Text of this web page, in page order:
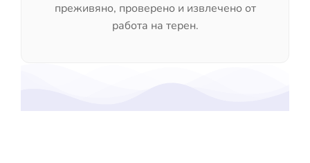
преживяно, проверено и извлечено от
работа на терен.